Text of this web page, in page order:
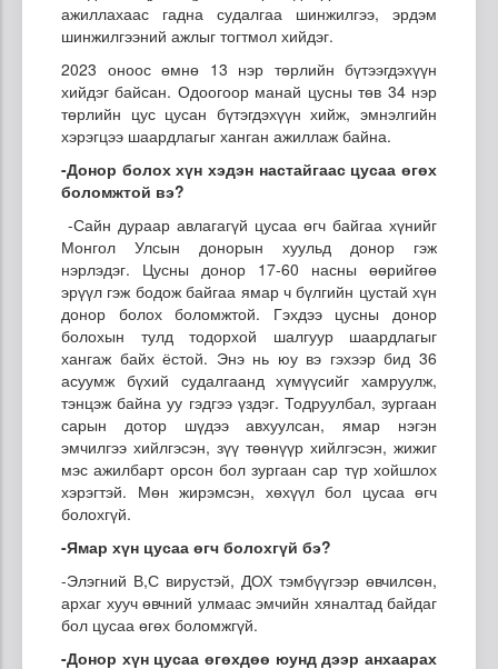
ажиллахаас гадна судалгаа шинжилгээ, эрдэм
шинжилгээний ажлыг тогтмол хийдэг.
2023 оноос өмнө 13 нэр төрлийн бүтээгдэхүүн
хийдэг байсан. Одоогоор манай цусны төв 34 нэр
төрлийн цус цусан бүтэгдэхүүн хийж, эмнэлгийн
хэрэгцээ шаардлагыг ханган ажиллаж байна.
-Донор болох хүн хэдэн настайгаас цусаа өгөх
боломжтой вэ?
-Сайн дураар авлагагүй цусаа өгч байгаа хүнийг
Монгол Улсын донорын хуульд донор гэж
нэрлэдэг. Цусны донор 17-60 насны өөрийгөө
эрүүл гэж бодож байгаа ямар ч бүлгийн цустай хүн
донор болох боломжтой. Гэхдээ цусны донор
болохын тулд тодорхой шалгуур шаардлагыг
хангаж байх ёстой. Энэ нь юу вэ гэхээр бид 36
асуумж бүхий судалгаанд хүмүүсийг хамруулж,
тэнцэж байна уу гэдгээ үздэг. Тодруулбал, зургаан
сарын дотор шүдээ авхуулсан, ямар нэгэн
эмчилгээ хийлгэсэн, зүү төөнүүр хийлгэсэн, жижиг
мэс ажилбарт орсон бол зургаан сар түр хойшлох
хэрэгтэй. Мөн жирэмсэн, хөхүүл бол цусаа өгч
болохгүй.
-Ямар хүн цусаа өгч болохгүй бэ?
-Элэгний В,С вирустэй, ДОХ тэмбүүгээр өвчилсөн,
архаг хууч өвчний улмаас эмчийн хяналтад байдаг
бол цусаа өгөх боломжгүй.
-Донор хүн цусаа өгөхдөө юунд дээр анхаарах